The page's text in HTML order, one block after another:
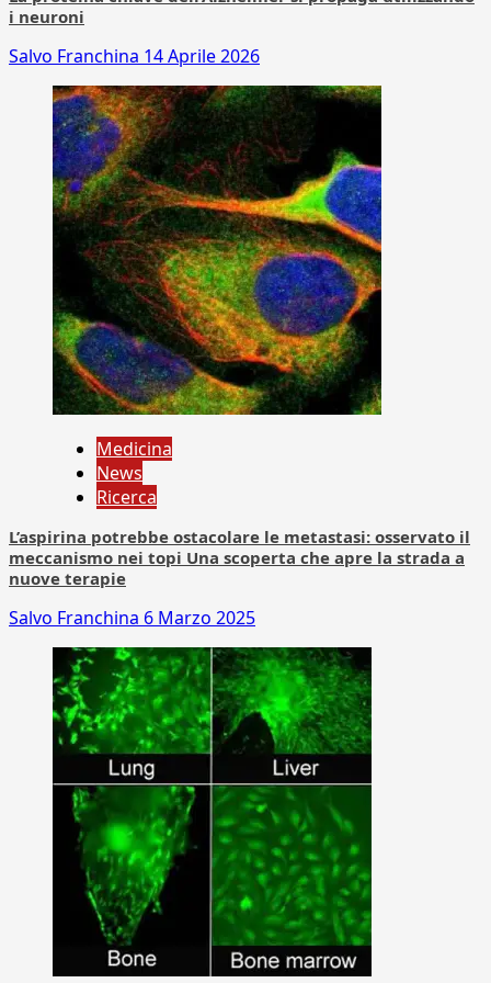
i neuroni
Salvo Franchina 14 Aprile 2026
Medicina
News
Ricerca
L’aspirina potrebbe ostacolare le metastasi: osservato il
meccanismo nei topi Una scoperta che apre la strada a
nuove terapie
Salvo Franchina 6 Marzo 2025